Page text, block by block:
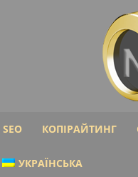
SEO КОПІРАЙТИНГ
УКРАЇНСЬКА